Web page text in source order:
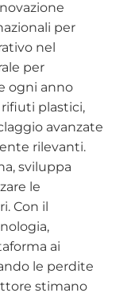
per
nel
per
ogni anno
plastici,
avanzate
rilevanti.
sviluppa
le
Con il
ai
le perdite
stimano